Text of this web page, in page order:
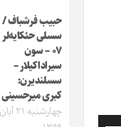
حبیب فرشباف /
سسلی حئکایه‌لر
۰۷ – سون
سیراداکیلار –
سسلندیرن:
کبری میرحسینی
چهارشنبه ۲۱ آبان